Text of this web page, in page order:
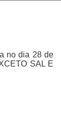
no dia 28 de
SAL E